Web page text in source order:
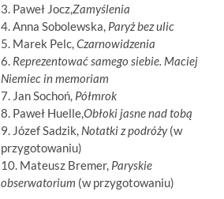
3. Paweł Jocz,Zamyślenia
4. Anna Sobolewska, Paryż bez ulic
5. Marek Pelc,Czarnowidzenia
6. Reprezentować samego siebie. Maciej
Niemiec in memoriam
7. Jan Sochoń, Półmrok
8. Paweł Huelle,Obłoki jasne nad tobą
9. Józef Sadzik, Notatki z podróży(w
przygotowaniu)
10. Mateusz Bremer, Paryskie
obserwatorium (w przygotowaniu)